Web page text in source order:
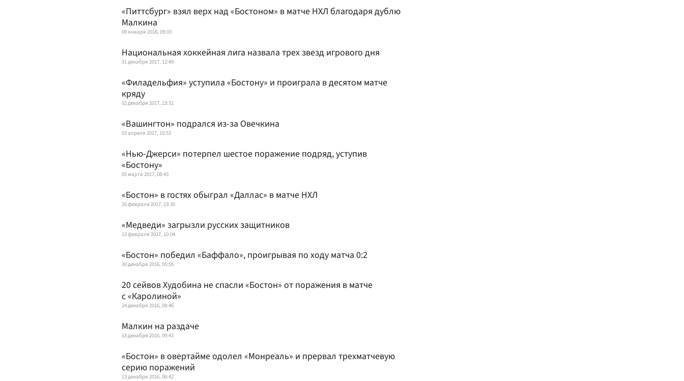
«Питтсбург» взял верх над «Бостоном» в матче НХЛ благодаря дублю
Малкина
08 января 2018, 09:03
Национальная хоккейная лига назвала трех звезд игрового дня
31 декабря 2017, 12:49
«Филадельфия» уступила «Бостону» и проиграла в десятом матче
кряду
02 декабря 2017, 23:32
«Вашингтон» подрался из-за Овечкина
03 апреля 2017, 10:53
«Нью-Джерси» потерпел шестое поражение подряд, уступив
«Бостону»
05 марта 2017, 08:43
«Бостон» в гостях обыграл «Даллас» в матче НХЛ
26 февраля 2017, 23:30
«Медведи» загрызли русских защитников
13 февраля 2017, 10:04
«Бостон» победил «Баффало», проигрывая по ходу матча 0:2
30 декабря 2016, 05:55
20 сейвов Худобина не спасли «Бостон» от поражения в матче
с «Каролиной»
24 декабря 2016, 08:46
Малкин на раздаче
13 декабря 2016, 09:43
«Бостон» в овертайме одолел «Монреаль» и прервал трехматчевую
серию поражений
13 декабря 2016, 06:42